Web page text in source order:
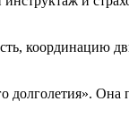
координацию